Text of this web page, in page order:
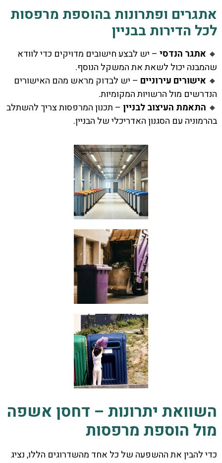
אתגרים ופתרונות בהוספת מרפסות
לכל הדירות בבניין
🔸 אתגר הנדסי – יש לבצע חישובים מדויקים כדי לוודא
שהמבנה יכול לשאת את המשקל הנוסף.
🔸 אישורים עירוניים – יש לבדוק מראש מהם האישורים
הנדרשים מול הרשויות המקומיות.
🔸 התאמת העיצוב לבניין – תכנון המרפסות צריך להשתלב
בהרמוניה עם הסגנון האדריכלי של הבניין.
השוואת יתרונות – דחסן אשפה
מול הוספת מרפסות
כדי להבין את ההשפעה של כל אחד מהשדרוגים הללו, נציג